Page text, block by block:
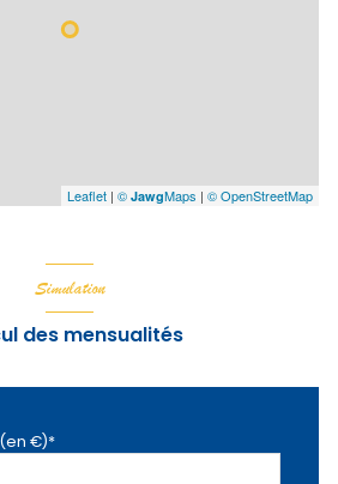
Leaflet | © JawgMaps | © OpenStreetMap
Simulation
des mensualités
€)*